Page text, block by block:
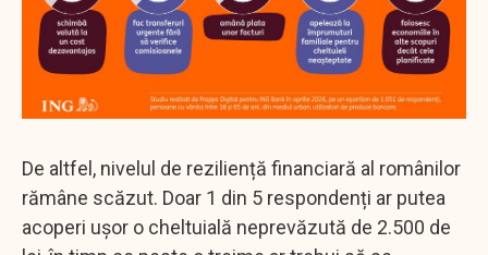
De altfel, nivelul de reziliență financiară al românilor
rămâne scăzut. Doar 1 din 5 respondenți ar putea
acoperi ușor o cheltuială neprevăzută de 2.500 de